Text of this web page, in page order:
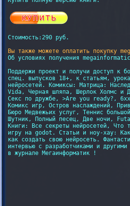
Стоимость:290 руб.
Вы также можете оплатить покупку
Об условиях получения
Поддержи проект и получи доступ к
спец. выпусков 18+, к статьям,
нейросетей. Комиксы: Матрица:
Vida, Черная шляпа, Шерлок Холмс и
Секс по дружбе, >Are you ready?,
Комикс игр, Остров наслаждений,
Бюро Медвежьих услуг, Теннис
Шутник, Полный песец, Две ночи,
Книги: Все секреты нейросетей, Что
игру на godot. Статьи и ноу-хау:
как создать свою нейросеть.
интервью с разработчиками и
в журнале Мегаинформатик !